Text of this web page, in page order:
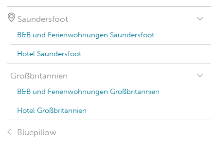
Saundersfoot
B&B und Ferienwohnungen Saundersfoot
Hotel Saundersfoot
Großbritannien
B&B und Ferienwohnungen Großbritannien
Hotel Großbritannien
Bluepillow